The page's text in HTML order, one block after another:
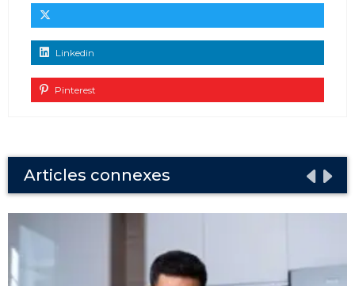
Linkedin
Pinterest
Articles connexes